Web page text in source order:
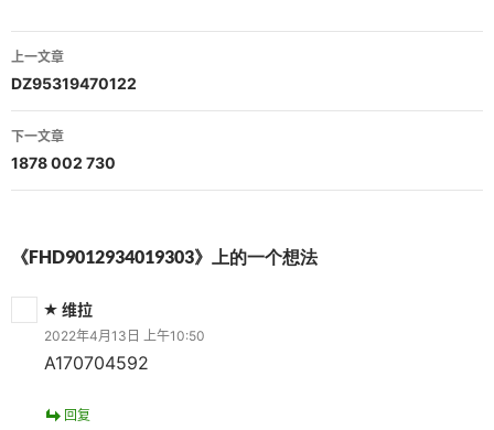
文
章
导
航
上一文章
DZ95319470122
下一文章
1878 002 730
《FHD9012934019303》上的一个想法
维拉
2022年4月13日 上午10:50
A170704592
回复